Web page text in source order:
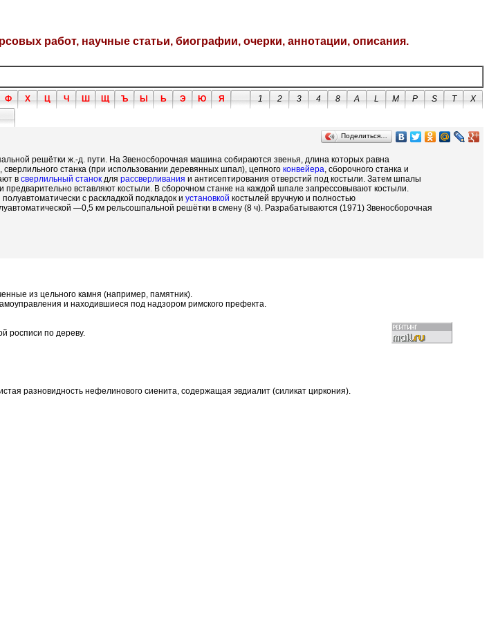
работ, научные статьи, биографии, очерки, аннотации, описания.
Ф Х Ц Ч Ш Щ Ъ Ы Ь Э Ю Я 1 2 3 4 8 A L M P S T
X
Поделиться…
решётки ж.-д. пути. На Звеносборочная машина собираются звенья, длина которых равна
станка (при использовании деревянных шпал), цепного конвейера, сборочного станка и
в сверлильный станок для рассверливания и антисептирования отверстий под костыли. Затем шпалы
вставляют костыли. В сборочном станке на каждой шпале запрессовывают костыли.
с раскладкой подкладок и установкой костылей вручную и полностью
—0,5 км рельсошпальной решётки в смену (8 ч). Разрабатываются (1971) Звеносборочная
из цельного камня (например, памятник).
и находившиеся под надзором римского префекта.
росписи по дереву.
разновидность нефелинового сиенита, содержащая эвдиалит (силикат циркония).